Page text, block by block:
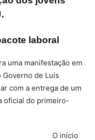
laboral
uma manifestação em
Governo de Luís
com a entrega de um
oficial do primeiro-
O início